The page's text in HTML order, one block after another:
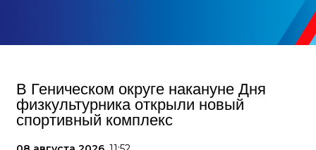
В Геническом округе накануне Дня
физкультурника открыли новый
спортивный комплекс